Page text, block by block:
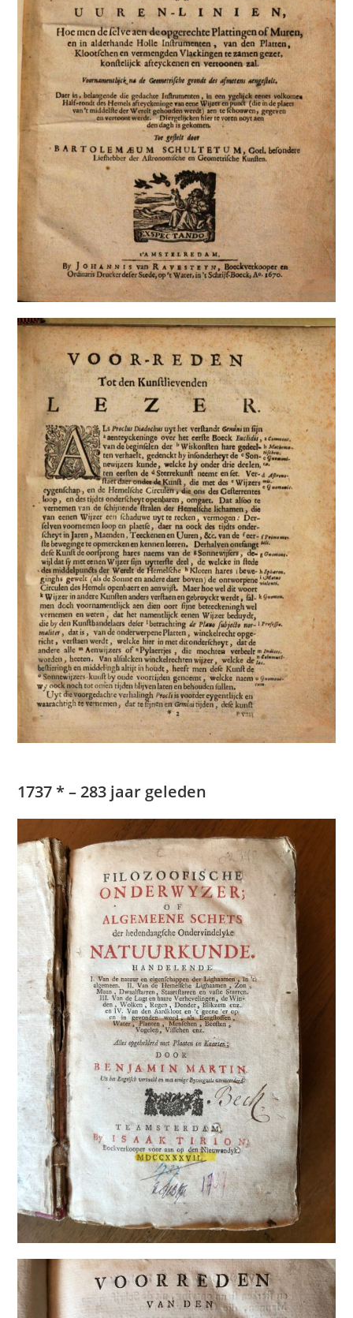
1737 * – 283 jaar geleden